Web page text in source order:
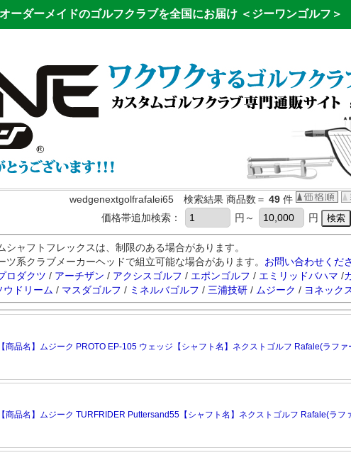
オーダーメイドのゴルフクラブを全国にお届け ＜ジーワンゴルフ＞
wedgenextgolfrafalei65 検索結果 商品数＝ 49件
価格帯追加検索：
円～ 円
シャフトフレックスは、制限のある場合があります。
系クラブメーカーヘッドで組立可能な場合があります。 お問い合わせくだ
ロダクツ / アーチザン / アクシスゴルフ / エポンゴルフ / エミリッドバハマ /
ウドリーム / マスダゴルフ / ミネルバゴルフ / 三浦技研 / ムジーク / ヨネック
【商品名】ムジーク PROTO EP-105 ウェッジ【シャフト名】ネクストゴルフ Rafale(ラフ
【商品名】ムジーク TURFRIDER Puttersand55【シャフト名】ネクストゴルフ Rafale(ラフ